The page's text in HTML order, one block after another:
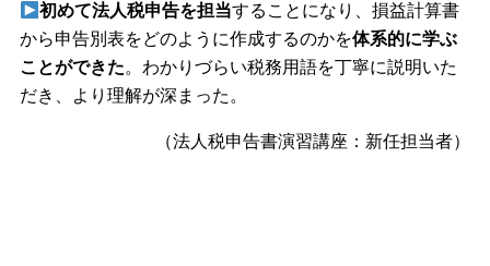
初めて法人税申告を担当することになり、損益計算書
から申告別表をどのように作成するのかを体系的に学ぶ
ことができた。わかりづらい税務用語を丁寧に説明いた
だき、より理解が深まった。
（法人税申告書演習講座：新任担当者）